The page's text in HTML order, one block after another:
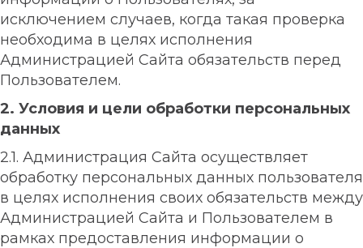
исключением случаев, когда такая проверка
необходима в целях исполнения
Администрацией Сайта обязательств перед
Пользователем.
2. Условия и цели обработки персональных
данных
2.1. Администрация Сайта осуществляет
обработку персональных данных пользователя
в целях исполнения своих обязательств между
Администрацией Сайта и Пользователем в
рамках предоставления информации о